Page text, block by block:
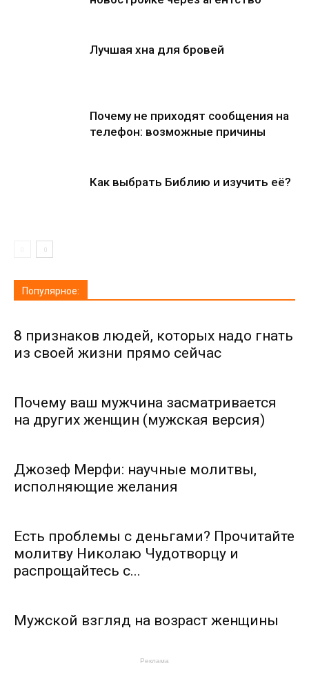
Лучшая хна для бровей
Почему не приходят сообщения на
телефон: возможные причины
Как выбрать Библию и изучить её?
Популярное:
8 признаков людей, которых надо гнать
из своей жизни прямо сейчас
Почему ваш мужчина засматривается
на других женщин (мужская версия)
Джозеф Мерфи: научные молитвы,
исполняющие желания
Есть проблемы с деньгами? Прочитайте
молитву Николаю Чудотворцу и
распрощайтесь с...
Мужской взгляд на возраст женщины
Реклама